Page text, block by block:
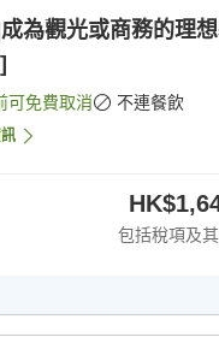
為觀光或商務的理
可免費取消 不連餐飲
包括稅項及